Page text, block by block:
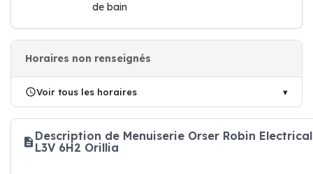
de bain
Horaires non renseignés
Voir tous les horaires
Description de Menuiserie Orser Robin Electrical
L3V 6H2 Orillia